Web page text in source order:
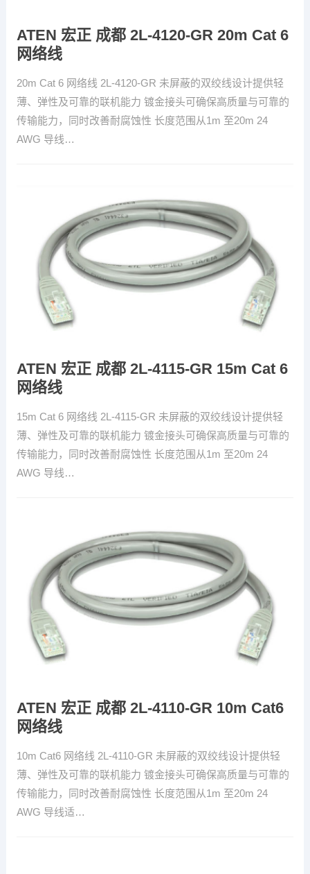
ATEN 宏正 成都 2L-4120-GR 20m Cat 6
网络线
20m Cat 6 网络线 2L-4120-GR 未屏蔽的双绞线设计提供轻
薄、弹性及可靠的联机能力 镀金接头可确保高质量与可靠的
传输能力，同时改善耐腐蚀性 长度范围从1m 至20m 24
AWG 导线…
ATEN 宏正 成都 2L-4115-GR 15m Cat 6
网络线
15m Cat 6 网络线 2L-4115-GR 未屏蔽的双绞线设计提供轻
薄、弹性及可靠的联机能力 镀金接头可确保高质量与可靠的
传输能力，同时改善耐腐蚀性 长度范围从1m 至20m 24
AWG 导线…
ATEN 宏正 成都 2L-4110-GR 10m Cat6
网络线
10m Cat6 网络线 2L-4110-GR 未屏蔽的双绞线设计提供轻
薄、弹性及可靠的联机能力 镀金接头可确保高质量与可靠的
传输能力，同时改善耐腐蚀性 长度范围从1m 至20m 24
AWG 导线适…